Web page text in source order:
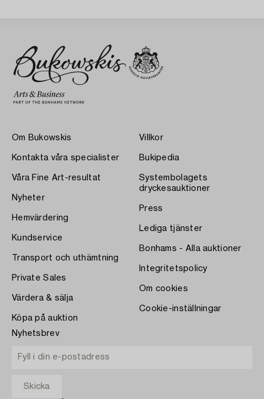
Om Bukowskis
Kontakta våra specialister
Våra Fine Art-resultat
Nyheter
Hemvärdering
Kundservice
Transport och uthämtning
Private Sales
Värdera & sälja
Köpa på auktion
Villkor
Bukipedia
Systembolagets
dryckesauktioner
Press
Lediga tjänster
Bonhams - Alla auktioner
Integritetspolicy
Om cookies
Cookie-inställningar
Nyhetsbrev